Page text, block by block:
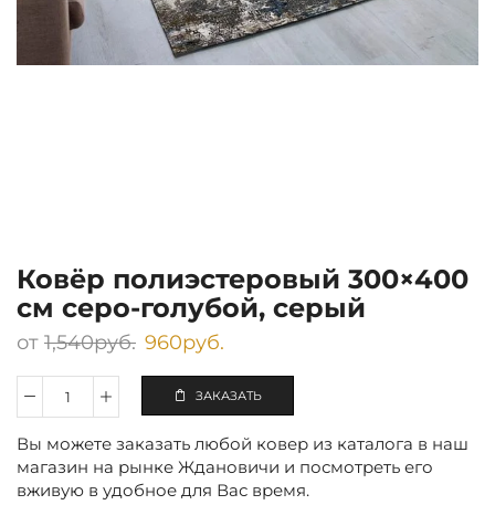
Ковёр полиэстеровый 300×400
см серо-голубой, серый
от 1,540руб. 960руб.
Количество
полиэстеровый
300×400
см
серо-
ЗАКАЗАТЬ
Вы можете заказать любой ковер из каталога в наш
магазин на рынке Ждановичи и посмотреть его
вживую в удобное для Вас время.